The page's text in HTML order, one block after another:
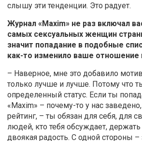
слышу эти тенденции. Это радует.
Журнал «Maxim» не раз включал
самых сексуальных женщин
значит попадание в подобные
как-то изменило ваше отношение
– Наверное, мне это добавило
только лучше и лучше. Потому что
определенный статус. Если ты
«Maxim» – почему-то у нас
рейтинг, – ты обязан для себя, для
людей, кто тебя обсуждает, держать
двоякая радость. С одной стороны –